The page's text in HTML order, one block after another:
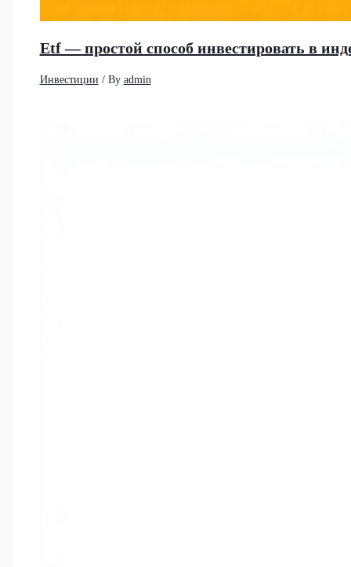
Etf — простой способ инвестировать в
Инвестиции / By admin